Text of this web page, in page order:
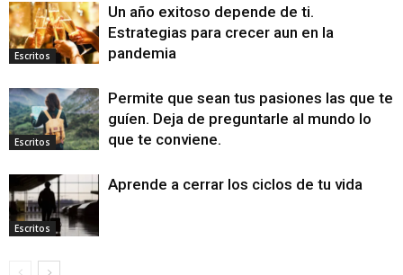
Escritos
Un año exitoso depende de ti.
Estrategias para crecer aun en la
pandemia
Escritos
Permite que sean tus pasiones las que te
guíen. Deja de preguntarle al mundo lo
que te conviene.
Escritos
Aprende a cerrar los ciclos de tu vida